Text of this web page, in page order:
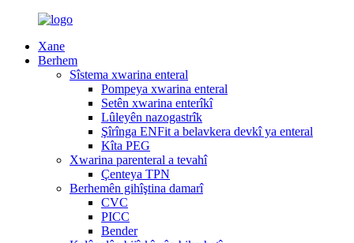
Xane
Berhem
Sîstema xwarina enteral
Pompeya xwarina enteral
Setên xwarina enterîkî
Lûleyên nazogastrîk
Şîrînga ENFit a belavkera devkî ya enteral
Kîta PEG
Xwarina parenteral a tevahî
Çenteya TPN
Berhemên gihîştina damarî
CVC
PICC
Bender